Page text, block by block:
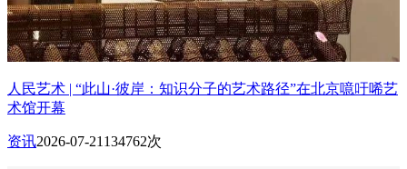
人民艺术 | “此山·彼岸：知识分子的艺术路径”在北京噫吁唏艺
术馆开幕
资讯2026-07-21 134762次